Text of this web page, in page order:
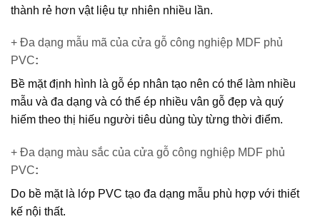
thành rẻ hơn vật liệu tự nhiên nhiều lần.
+ Đa dạng mẫu mã của cửa gỗ công nghiệp MDF phủ
PVC:
Bề mặt định hình là gỗ ép nhân tạo nên có thể làm nhiều
mẫu và đa dạng và có thể ép nhiều vân gỗ đẹp và quý
hiếm theo thị hiếu người tiêu dùng tùy từng thời điểm.
+ Đa dạng màu sắc của cửa gỗ công nghiệp MDF phủ
PVC:
Do bề mặt là lớp PVC tạo đa dạng mẫu phù hợp với thiết
kế nội thất.